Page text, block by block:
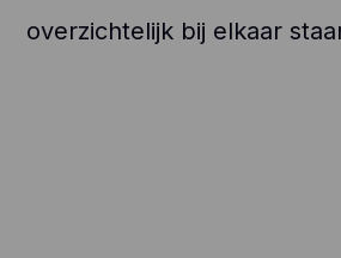
overzichtelijk bij elkaar